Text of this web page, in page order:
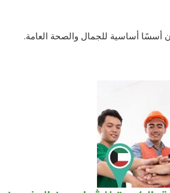
أسسًا أساسية للجمال والصحة العامة.